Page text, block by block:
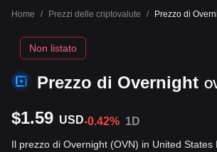
Home / Prezzi delle criptovalute / Prezzo di
Prezzo di Overnight
Non listato
$1.59 USD-0.42% 1D
Il prezzo di Overnight (OVN) in United States